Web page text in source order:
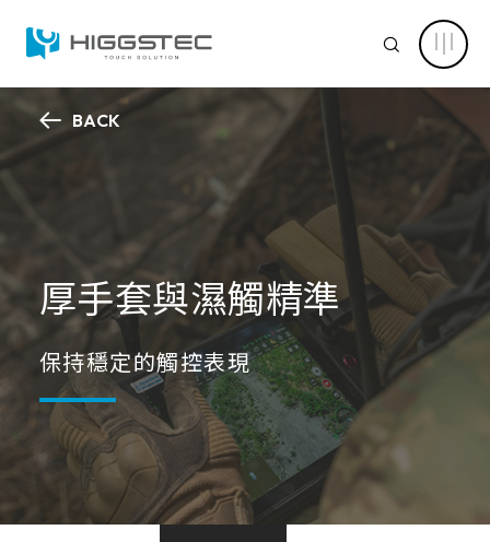
境，
然
確
靈
敏
產品進階搜尋 清除篩選條件
產品分類
電容式觸控面板
電阻式觸控面板
產品結構
FG(ITO FILM+ITO GLASS)
LCD 解析度
BACK
厚手套與濕觸精準
保持穩定的觸控表現
SEARCH
認識萬達
新聞中心
產品資訊
應用範疇
解決方案
支援服務